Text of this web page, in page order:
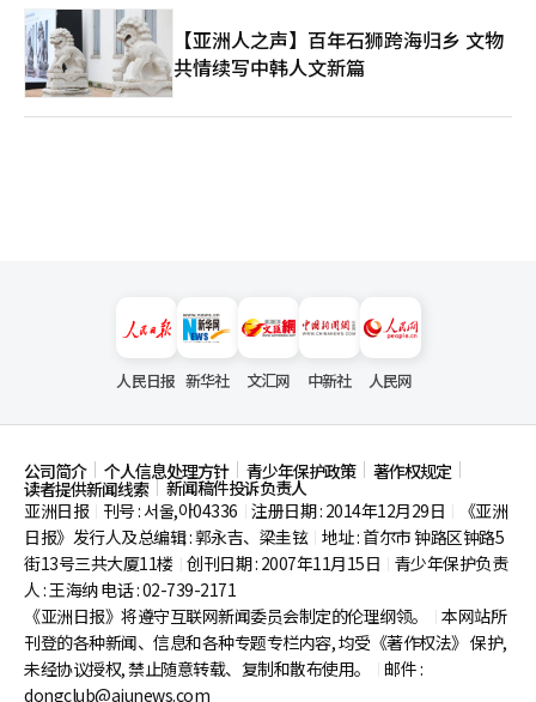
【亚洲人之声】百年石狮跨海归乡 文物
共情续写中韩人文新篇
人民日报 新华社 文汇网 中新社 人民网
公司简介 个人信息处理方针 青少年保护政策 著作权规定
读者提供新闻线索
新闻稿件投诉负责人
亚洲日报
刊号 : 서울,아04336 注册日期 : 2014年12月29日
《亚洲
日报》发行人及总编辑 : 郭永吉、梁圭铉 地址 : 首尔市钟路区钟路5
街13号三共大厦11楼 创刊日期 : 2007年11月15日
青少年保护负责
人 : 王海纳 电话 : 02-739-2171
《亚洲日报》将遵守互联网新闻委员会制定的伦理纲领。
本网站所
刊登的各种新闻、信息和各种专题专栏内容, 均受《著作权法》 保护,
未经协议授权, 禁止随意转载、复制和散布使用。
邮件 :
dongclub@ajunews.com